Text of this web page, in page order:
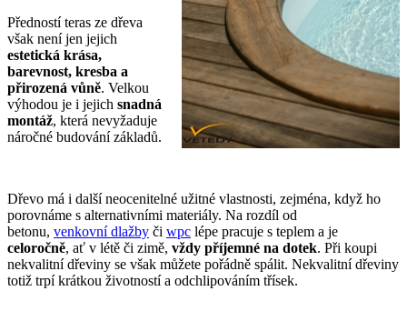
Předností teras ze dřeva
však není jen jejich
estetická krása,
barevnost, kresba a
přirozená vůně. Velkou
výhodou je i jejich snadná
montáž, která nevyžaduje
náročné budování základů.
Dřevo má i další neocenitelné užitné vlastnosti, zejména, když ho
porovnáme s alternativními materiály. Na rozdíl od
betonu, venkovní dlažby či wpc lépe pracuje s teplem a je
celoročně, ať v létě či zimě, vždy příjemné na dotek. Při koupi
nekvalitní dřeviny se však můžete pořádně spálit. Nekvalitní dřeviny
totiž trpí krátkou životností a odchlipováním třísek.